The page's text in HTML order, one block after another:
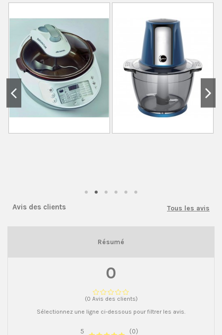
Avis des clients Tous les avis
Résumé
0
(0 Avis des clients)
Sélectionnez une ligne ci-dessous pour filtrer les avis.
5
(0)